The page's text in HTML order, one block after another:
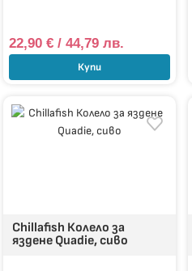
22,90 €/ 44,79 лв.
Купи
Chillafish Колело за
яздене Quadie, сиво